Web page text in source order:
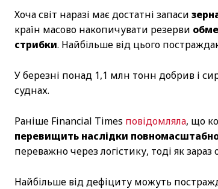
Хоча світ наразі має достатні запаси
країн масово накопичувати резерви
стрибки. Найбільше від цього
У березні понад 1,1 млн тонн добрив і
суднах.
Раніше Financial Times повідомляла, що
перевищить наслідки
переважно через логістику, тоді як
Найбільше від дефіциту можуть